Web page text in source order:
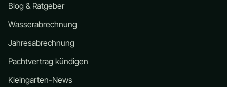
Blog & Ratgeber
Wasserabrechnung
Jahresabrechnung
Pachtvertrag kündigen
Kleingarten-News